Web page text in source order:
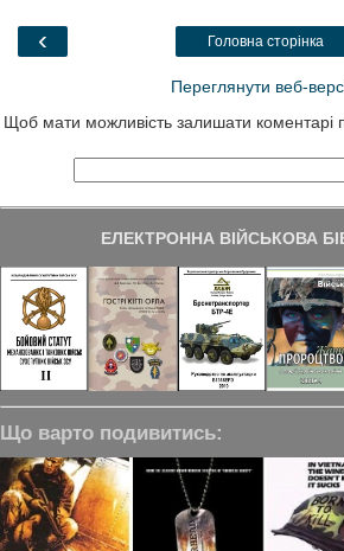
o
a
‹ Головна сторінка
Переглянути веб-
Щоб мати можливість залишати коментарі
ЕЛЕКТРОННА ВІЙСЬКОВА
Що варто подивитись: